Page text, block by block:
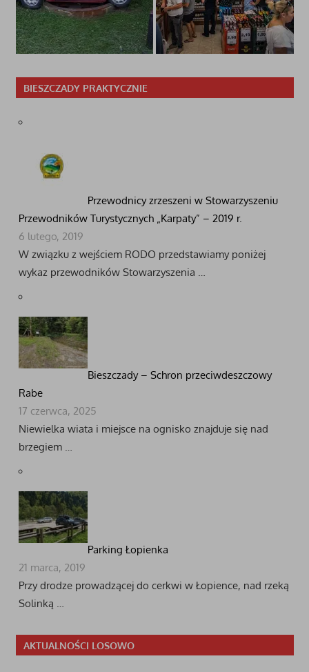
BIESZCZADY PRAKTYCZNIE
Przewodnicy zrzeszeni w Stowarzyszeniu
Przewodników Turystycznych „Karpaty” – 2019 r.
6 lutego, 2019
W związku z wejściem RODO przedstawiamy poniżej
wykaz przewodników Stowarzyszenia …
Bieszczady – Schron przeciwdeszczowy
Rabe
17 czerwca, 2025
Niewielka wiata i miejsce na ognisko znajduje się nad
brzegiem …
Parking Łopienka
21 marca, 2019
Przy drodze prowadzącej do cerkwi w Łopience, nad rzeką
Solinką …
AKTUALNOŚCI LOSOWO